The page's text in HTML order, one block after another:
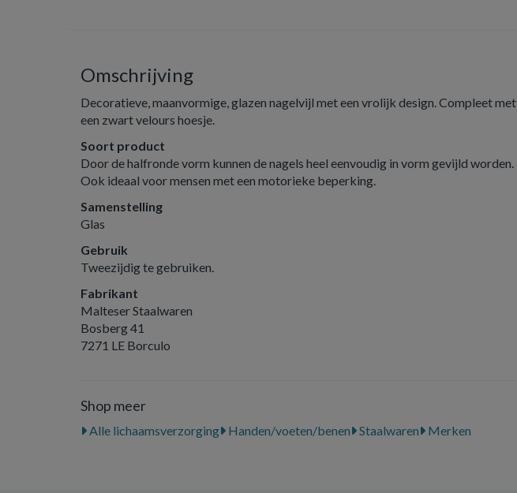
Omschrijving
Decoratieve, maanvormige, glazen nagelvijl met een vrolijk design. Compleet met
een zwart velours hoesje.
Soort product
Door de halfronde vorm kunnen de nagels heel eenvoudig in vorm gevijld worden.
Ook ideaal voor mensen met een motorieke beperking.
Samenstelling
Glas
Gebruik
Tweezijdig te gebruiken.
Fabrikant
Malteser Staalwaren
Bosberg 41
7271 LE Borculo
Shop meer
Alle lichaamsverzorging Handen/voeten/benen Staalwaren Merken